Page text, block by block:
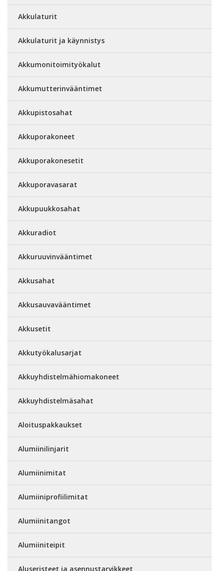
Akkulaturit
Akkulaturit ja käynnistys
Akkumonitoimityökalut
Akkumutterinvääntimet
Akkupistosahat
Akkuporakoneet
Akkuporakonesetit
Akkuporavasarat
Akkupuukkosahat
Akkuradiot
Akkuruuvinvääntimet
Akkusahat
Akkusauvavääntimet
Akkusetit
Akkutyökalusarjat
Akkuyhdistelmähiomakoneet
Akkuyhdistelmäsahat
Aloituspakkaukset
Alumiinilinjarit
Alumiinimitat
Alumiiniprofiilimitat
Alumiinitangot
Alumiiniteipit
Aluseristeet ja asennustarvikkeet